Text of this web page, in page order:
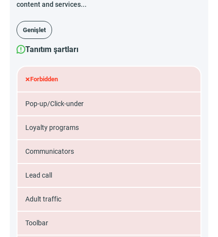
content and services...
Genişlet
Tanıtım şartları
×Forbidden
Pop-up/Click-under
Loyalty programs
Communicators
Lead call
Adult traffic
Toolbar